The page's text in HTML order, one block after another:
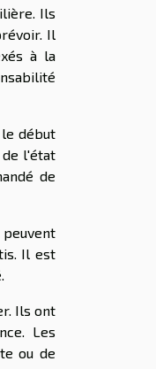
Ils
Il
à la
début
de l'état
de
Il est
Ils ont
Les
ou de